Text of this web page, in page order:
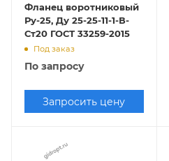
Фланец воротниковый
Ру-25, Ду 25-25-11-1-В-
Ст20 ГОСТ 33259-2015
Под заказ
По запросу
Запросить цену